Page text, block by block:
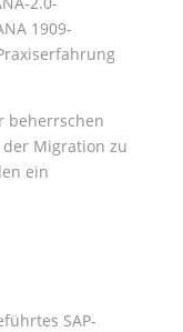
1909-
beherrschen
Migration zu
ein
SAP-